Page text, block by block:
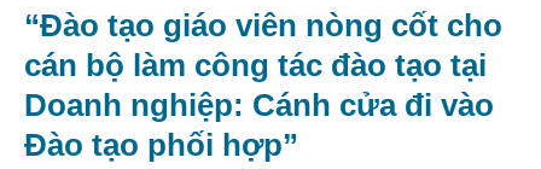
“Đào tạo giáo viên nòng cốt cho
cán bộ làm công tác đào tạo tại
Doanh nghiệp: Cánh cửa đi vào
Đào tạo phối hợp”